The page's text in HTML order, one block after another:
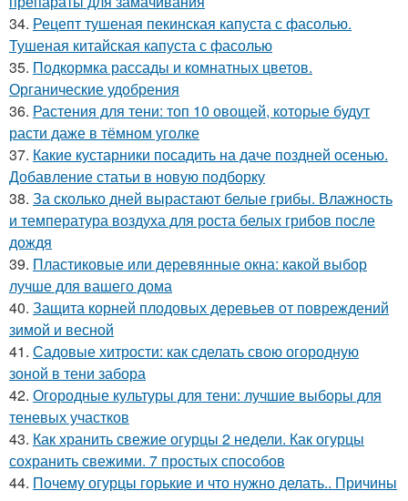
34. Рецепт тушеная пекинская капуста с фасолью.
Тушеная китайская капуста с фасолью
35. Подкормка рассады и комнатных цветов.
Органические удобрения
36. Растения для тени: топ 10 овощей, которые будут
расти даже в тёмном уголке
37. Какие кустарники посадить на даче поздней осенью.
Добавление статьи в новую подборку
38. За сколько дней вырастают белые грибы. Влажность
и температура воздуха для роста белых грибов после
дождя
39. Пластиковые или деревянные окна: какой выбор
лучше для вашего дома
40. Защита корней плодовых деревьев от повреждений
зимой и весной
41. Садовые хитрости: как сделать свою огородную
зоной в тени забора
42. Огородные культуры для тени: лучшие выборы для
теневых участков
43. Как хранить свежие огурцы 2 недели. Как огурцы
сохранить свежими. 7 простых способов
44. Почему огурцы горькие и что нужно делать.. Причины